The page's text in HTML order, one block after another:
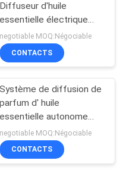
Diffuseur d'huile
essentielle électrique
100 ml 12 V Portable
negotiable MOQ:Négociable
CONTACTS
Système de diffusion de
parfum d' huile
essentielle autonome
500 ml avec ventilateur
negotiable MOQ:Négociable
CONTACTS